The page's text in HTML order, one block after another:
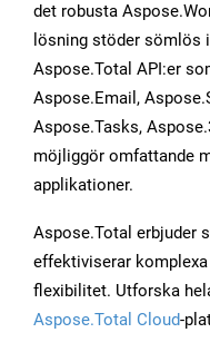
det robusta
lösning stöder sömlös
Aspose.Total API:er
Aspose.Email,
Aspose.Tasks,
möjliggör omfattande
applikationer.
Aspose.Total erbjuder
effektiviserar
flexibilitet. Utforska
Aspose.Total Cloud-